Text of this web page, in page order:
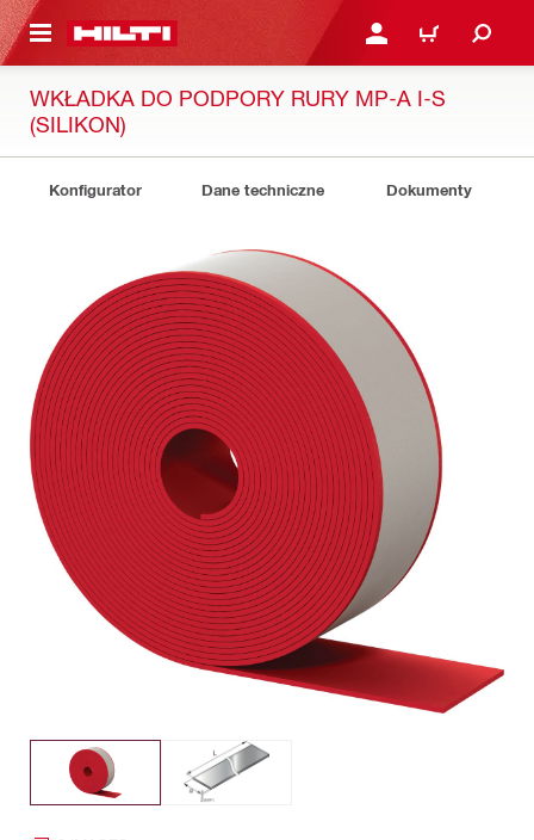
GŁÓWNEJ ZALOGUJ SIĘ LUB
KOSZYK
WKŁADKA DO PODPORY RURY MP-A I-S
(SILIKON)
Konfigurator Dane techniczne Dokumenty